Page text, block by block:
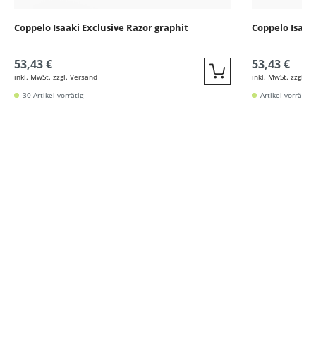
Coppelo Isaaki Exclusive Razor graphit
53,43 €
inkl. MwSt. zzgl. Versand Quickbuy
30 Artikel vorrätig
Coppelo
53,43 €
inkl. MwSt. zzgl.
Artikel vorrätig